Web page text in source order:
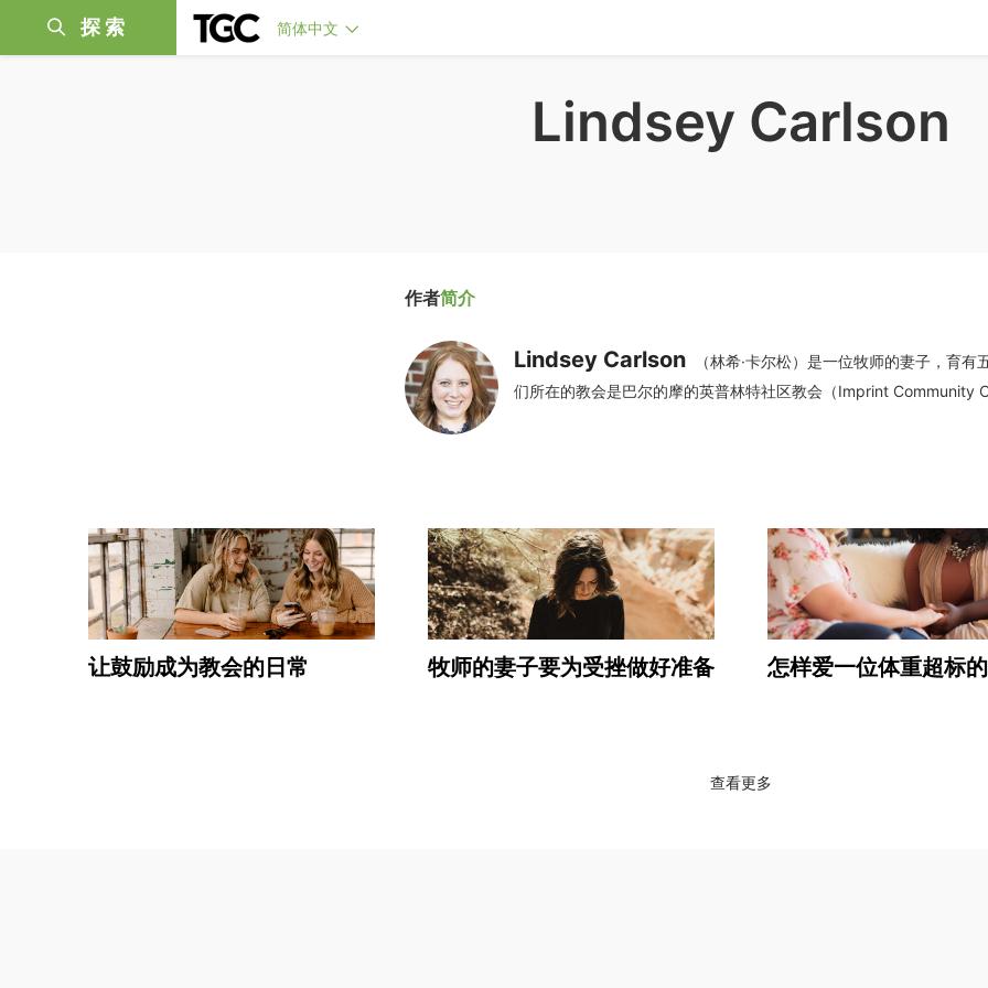
探索 简体中文
Lindsey Carlson
作者简介
Lindsey Carlson
（林希·卡尔松）是一位牧师的妻子，育有
们所在的教会是巴尔的摩的英普林特社区教会（Imprint Community
让鼓励成为教会的日常 牧师的妻子要为受挫做好准备 怎样爱一位体重超标
查看更多